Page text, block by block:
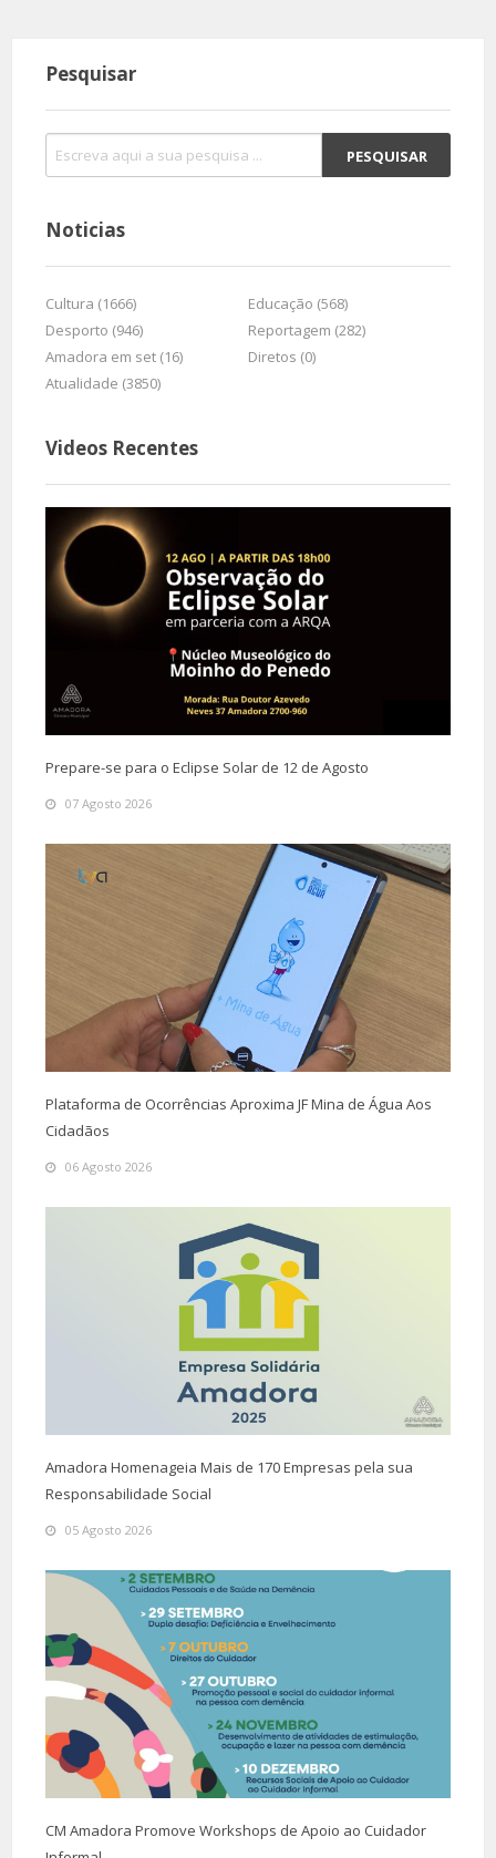
Pesquisar
Noticias
Cultura (1666)
Educação (568)
Desporto (946)
Reportagem (282)
Amadora em set (16)
Diretos (0)
Atualidade (3850)
Videos Recentes
Prepare-se para o Eclipse Solar de 12 de Agosto
07 Agosto 2026
Plataforma de Ocorrências Aproxima JF Mina de Água Aos
Cidadãos
06 Agosto 2026
Amadora Homenageia Mais de 170 Empresas pela sua
Responsabilidade Social
05 Agosto 2026
CM Amadora Promove Workshops de Apoio ao Cuidador